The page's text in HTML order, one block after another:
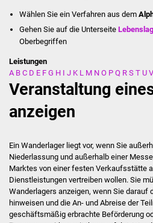
Wählen Sie ein Verfahren aus dem
Gehen Sie auf die Unterseite
Oberbegriffen
Leistungen
A B C D E F G H I J K L M N O P Q R S T U V
Veranstaltung
anzeigen
Ein Wanderlager liegt vor, wenn Sie
Niederlassung und außerhalb einer
Marktes von einer festen Verkaufsstätte
Dienstleistungen vertreiben wollen. Sie
Wanderlagers anzeigen, wenn Sie
hinweisen und die An- und Abreise der
geschäftsmäßig erbrachte Beförderung